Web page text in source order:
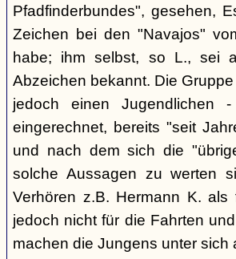
Pfadfinderbundes", gesehen,
Zeichen bei den "Navajos"
habe; ihm selbst, so L., sei
Abzeichen bekannt. Die
jedoch einen Jugendlichen
eingerechnet, bereits "seit
und nach dem sich die
solche Aussagen zu werten
Verhören z.B. Hermann K. als
jedoch nicht für die Fahrten
machen die Jungens unter sich